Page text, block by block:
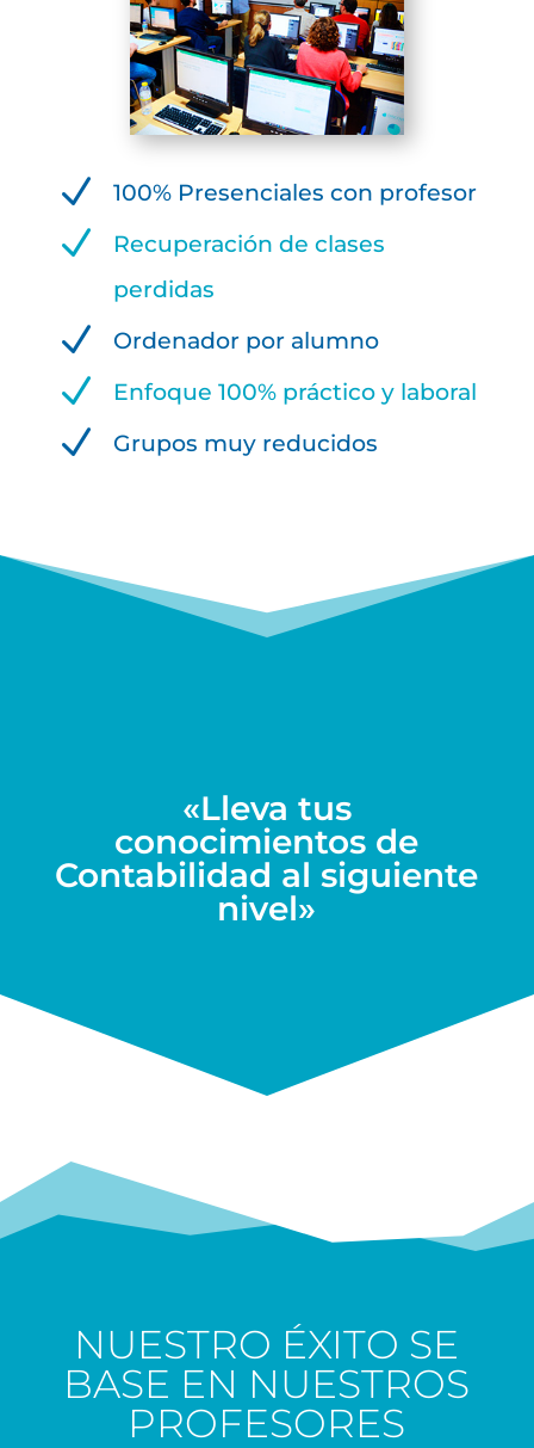
N 100% Presenciales con profesor
N
Recuperación de clases
perdidas
N Ordenador por alumno
N Enfoque 100% práctico y laboral
N Grupos muy reducidos
«Lleva tus
conocimientos de
Contabilidad al siguiente
nivel»
NUESTRO ÉXITO SE
BASE EN NUESTROS
PROFESORES